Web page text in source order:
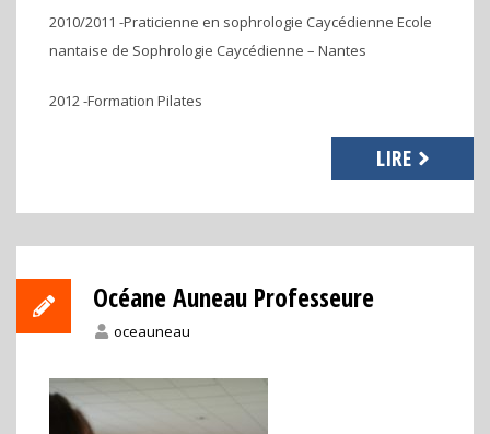
2010/2011 -Praticienne en sophrologie Caycédienne Ecole
nantaise de Sophrologie Caycédienne – Nantes
2012 -Formation Pilates
LIRE
Océane Auneau Professeure
oceauneau